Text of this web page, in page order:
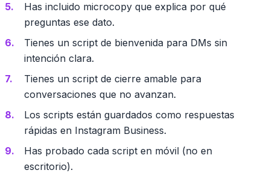
Has incluido microcopy que explica por qué
preguntas ese dato.
Tienes un script de bienvenida para DMs sin
intención clara.
Tienes un script de cierre amable para
conversaciones que no avanzan.
Los scripts están guardados como respuestas
rápidas en Instagram Business.
Has probado cada script en móvil (no en
escritorio).